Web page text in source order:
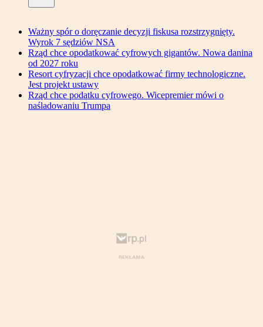
Ważny spór o doręczanie decyzji fiskusa rozstrzygnięty.
Wyrok 7 sędziów NSA
Rząd chce opodatkować cyfrowych gigantów. Nowa danina
od 2027 roku
Resort cyfryzacji chce opodatkować firmy technologiczne.
Jest projekt ustawy
Rząd chce podatku cyfrowego. Wicepremier mówi o
naśladowaniu Trumpa